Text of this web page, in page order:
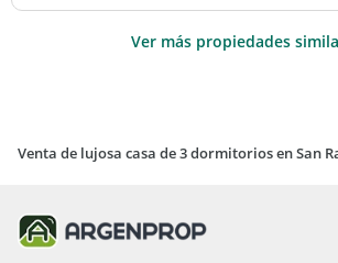
Ver más propiedades